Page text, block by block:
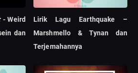
- Weird
dan
Lirik Lagu Earthquake –
Marshmello & Tynan dan
Terjemahannya